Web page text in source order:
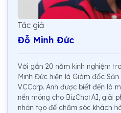
Tác giả
Đỗ Minh Đức
Với gần 20 năm kinh nghiệm
Minh Đức hiện là Giám đốc
VCCorp. Anh được biết đến là
nền móng cho BizChatAI, giải
nhân tạo để chăm sóc khách